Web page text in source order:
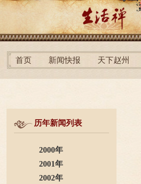
首页 新闻快报 天下赵州
历年新闻列表
2000年
2001年
2002年